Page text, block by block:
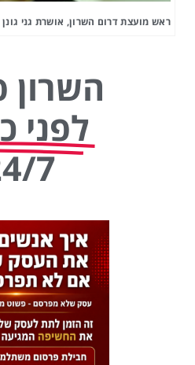
ראש מועצת דרום השרון, אושרת גני
השרון
לפני
7